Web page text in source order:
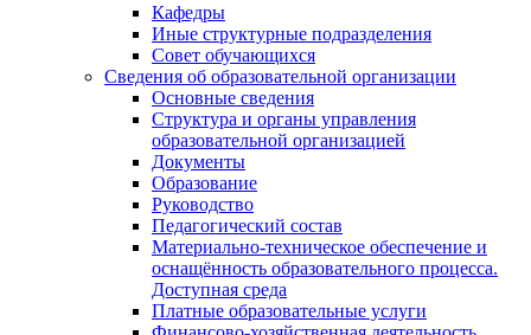
Кафедры
Иные структурные подразделения
Совет обучающихся
Сведения об образовательной организации
Основные сведения
Структура и органы управления
образовательной организацией
Документы
Образование
Руководство
Педагогический состав
Материально-техническое обеспечение и
оснащённость образовательного процесса.
Доступная среда
Платные образовательные услуги